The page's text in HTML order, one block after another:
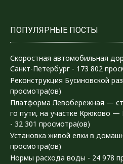
ПОПУЛЯРНЫЕ ПОСТЫ
Скоростная автомобильная
Санкт-Петербург - 173 802
Реконструкция Бусиновской
просмотра(ов)
Платформа Левобережная —
го пути, на участке Крюково
- 32 301 просмотра(ов)
Установка живой елки в
просмотра(ов)
Нормы расхода воды - 24 978